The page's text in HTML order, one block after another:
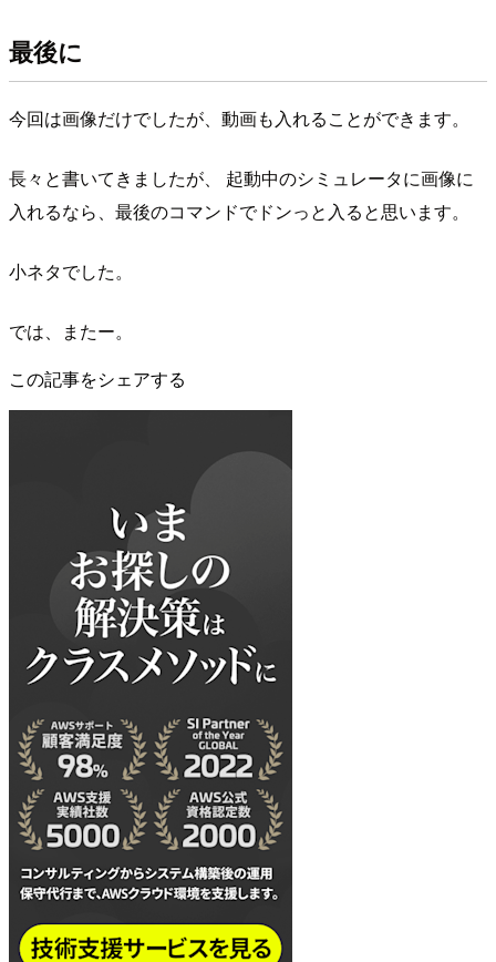
最後に
今回は画像だけでしたが、動画も入れることができます。
長々と書いてきましたが、 起動中のシミュレータに画像に
入れるなら、最後のコマンドでドンっと入ると思います。
小ネタでした。
では、またー。
この記事をシェアする